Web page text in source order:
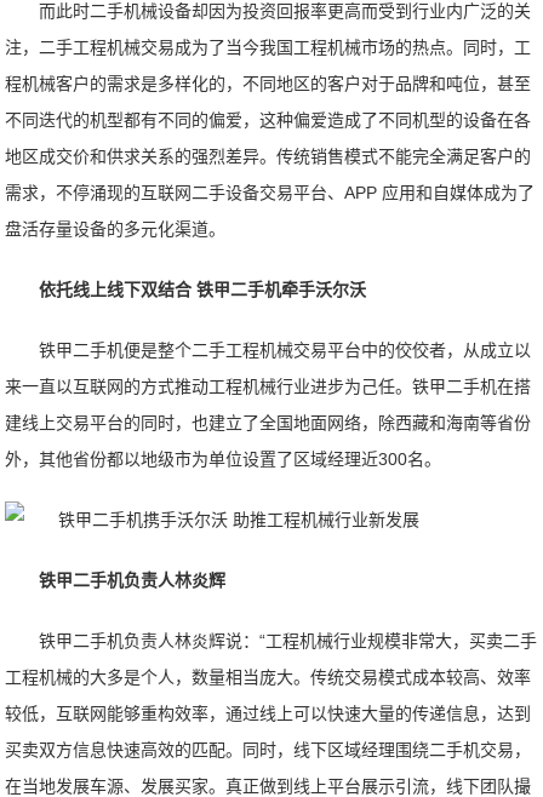
而此时二手机械设备却因为投资回报率更高而受到行业内广泛的关
注，二手工程机械交易成为了当今我国工程机械市场的热点。同时，工
程机械客户的需求是多样化的，不同地区的客户对于品牌和吨位，甚至
不同迭代的机型都有不同的偏爱，这种偏爱造成了不同机型的设备在各
地区成交价和供求关系的强烈差异。传统销售模式不能完全满足客户的
需求，不停涌现的互联网二手设备交易平台、APP 应用和自媒体成为了
盘活存量设备的多元化渠道。
依托线上线下双结合 铁甲二手机牵手沃尔沃
铁甲二手机便是整个二手工程机械交易平台中的佼佼者，从成立以
来一直以互联网的方式推动工程机械行业进步为己任。铁甲二手机在搭
建线上交易平台的同时，也建立了全国地面网络，除西藏和海南等省份
外，其他省份都以地级市为单位设置了区域经理近300名。
铁甲二手机负责人林炎辉
铁甲二手机负责人林炎辉说：“工程机械行业规模非常大，买卖二手
工程机械的大多是个人，数量相当庞大。传统交易模式成本较高、效率
较低，互联网能够重构效率，通过线上可以快速大量的传递信息，达到
买卖双方信息快速高效的匹配。同时，线下区域经理围绕二手机交易，
在当地发展车源、发展买家。真正做到线上平台展示引流，线下团队撮